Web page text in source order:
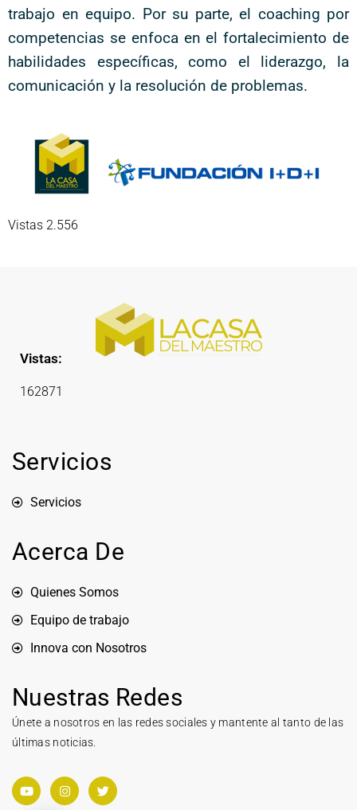
trabajo en equipo. Por su parte, el coaching por
competencias se enfoca en el fortalecimiento de
habilidades específicas, como el liderazgo, la
comunicación y la resolución de problemas.
Vistas 2.556
Vistas:
162871
Servicios
Servicios
Acerca De
Quienes Somos
Equipo de trabajo
Innova con Nosotros
Nuestras Redes
Únete a nosotros en las redes sociales y mantente al tanto de las
últimas noticias.